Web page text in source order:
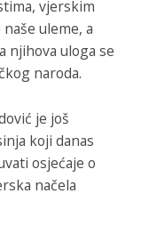
vjerskim
uleme, a
njihova uloga se
naroda.
je još
koji danas
osjećaje o
načela